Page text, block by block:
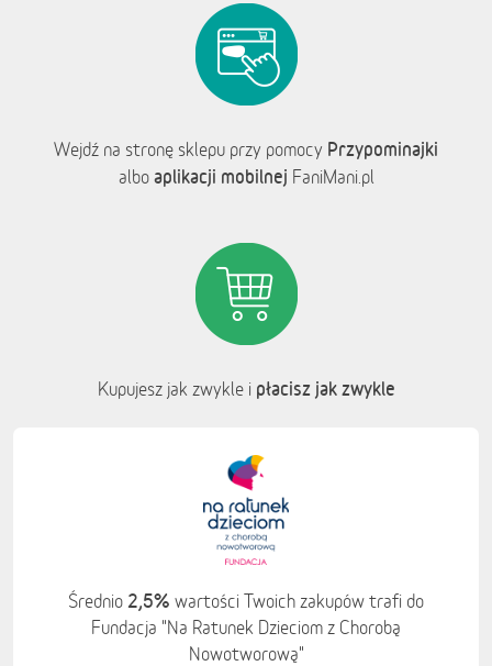
Wejdź na stronę sklepu przy pomocy Przypominajki
albo aplikacji mobilnej FaniMani.pl
Kupujesz jak zwykle i płacisz jak zwykle
Średnio 2,5% wartości Twoich zakupów trafi do
Fundacja "Na Ratunek Dzieciom z Chorobą
Nowotworową"